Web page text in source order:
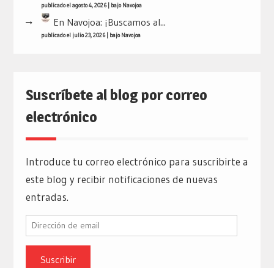
publicado el agosto 4, 2026| bajoNavojoa
En Navojoa: ¡Buscamos al...
publicado el julio 23, 2026| bajoNavojoa
Suscríbete al blog por correo
electrónico
Introduce tu correo electrónico para suscribirte a
este blog y recibir notificaciones de nuevas
entradas.
Dirección
email